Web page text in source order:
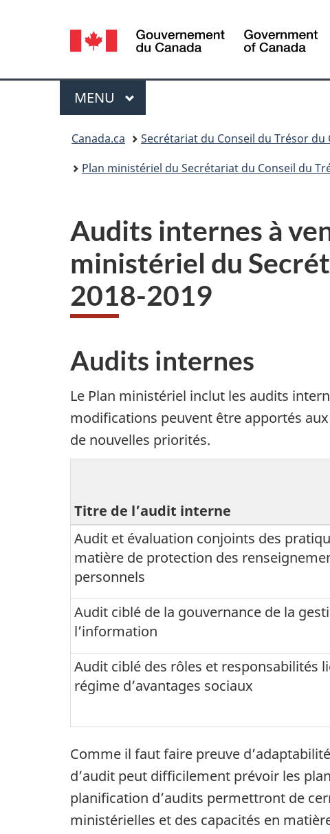
Sélection
de
la
langue
Menu
MENU PRINCIPAL
Canada.ca Secrétariat du Conseil du Trésor du
Plan ministériel du Secrétariat du Conseil du
Audits internes à
ministériel du
2018-2019
Audits internes
Le Plan ministériel inclut les audits
modifications peuvent être apportés
de nouvelles priorités.
Titre de l’audit interne
Audit et évaluation conjoints des
matière de protection des
personnels
Audit ciblé de la gouvernance de la
l’information
Audit ciblé des rôles et responsabilités
régime d’avantages sociaux
Comme il faut faire preuve
d’audit peut difficilement prévoir les
planification d’audits permettront de
ministérielles et des capacités en